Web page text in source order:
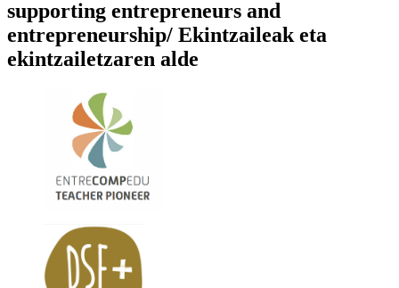
supporting entrepreneurs and
entrepreneurship/ Ekintzaileak eta
ekintzailetzaren alde